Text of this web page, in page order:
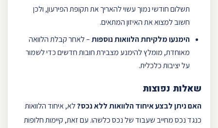
תשלום חודשי נמוך עשוי להאריך את תקופת הפירעון, ולכן
חשוב למצוא את האיזון המתאים.
הימנעו מלקיחת הלוואות נוספות– לאחר קבלת הלוואה
מאוחדת, מומלץ להימנע מצבירת חובות חדשים כדי לשמור
על יציבות כלכלית.
שאלות נפוצות
האם ניתן לבצע איחוד הלוואות ללא נכס?לא, איחוד הלוואות
כנגד נכס מחייב שעבוד של נכס כלשהו. עם זאת, קיימות חלופות